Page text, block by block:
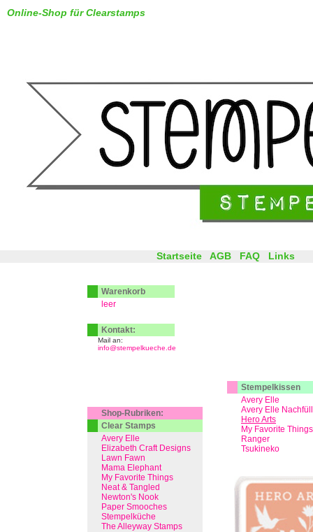
Online-Shop für Clearstamps
Stempelkissen
Avery Elle
Avery Elle
Hero Arts
My Favorite Things
Ranger
Tsukineko
Startseite AGB FAQ Links
Warenkorb
leer
Kontakt:
Mail an:
info@stempelkueche.de
Shop-Rubriken:
Clear Stamps
Avery Elle
Elizabeth Craft Designs
Lawn Fawn
Mama Elephant
My Favorite Things
Neat & Tangled
Newton's Nook
Paper Smooches
Stempelküche
The Alleyway Stamps